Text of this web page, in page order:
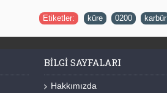
Etiketler: küre 0200 karbür
BILGI SAYFALARI
Hakkımızda